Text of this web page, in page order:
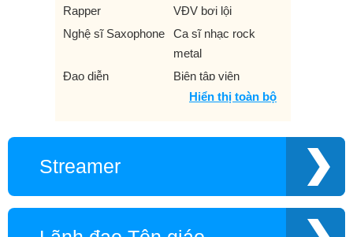
Rapper
VĐV bơi lội
Nghệ sĩ Saxophone
Ca sĩ nhạc rock
metal
Đạo diễn
Biên tập viên
Hoàng gia
KOL
biếm họa
thao
Hot boy
Triết gia
Hiển thị toàn bộ
Streamer